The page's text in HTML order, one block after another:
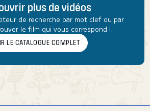
plus de vidéos
de recherche par mot clef ou par
le film qui vous correspond !
LE CATALOGUE COMPLET